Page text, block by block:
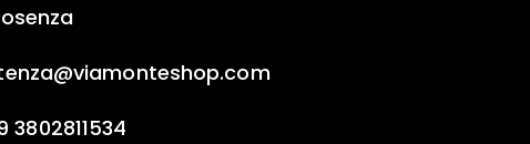
3802811534